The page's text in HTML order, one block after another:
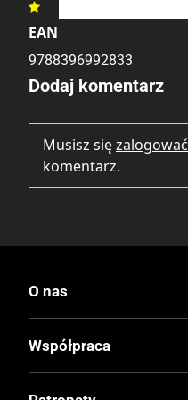
EAN
9788396992833

Brak opinii.
Dodaj komentarz
Musisz sięzalogować
komentarz.
O nas
Współpraca